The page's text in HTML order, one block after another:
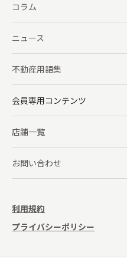
コラム
ニュース
不動産用語集
会員専用コンテンツ
店舗一覧
お問い合わせ
利用規約
プライバシーポリシー